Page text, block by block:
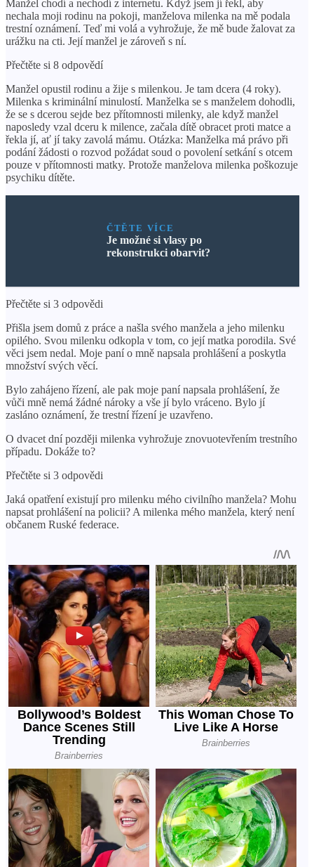
Manžel chodí a nechodí z internetu. Když jsem jí řekl, aby
nechala moji rodinu na pokoji, manželova milenka na mě podala
trestní oznámení. Teď mi volá a vyhrožuje, že mě bude žalovat za
urážku na cti. Její manžel je zároveň s ní.
Přečtěte si 8 odpovědí
Manžel opustil rodinu a žije s milenkou. Je tam dcera (4 roky).
Milenka s kriminální minulostí. Manželka se s manželem dohodli,
že se s dcerou sejde bez přítomnosti milenky, ale když manžel
naposledy vzal dceru k milence, začala dítě obracet proti matce a
řekla jí, ať jí taky zavolá mámu. Otázka: Manželka má právo při
podání žádosti o rozvod požádat soud o povolení setkání s otcem
pouze v přítomnosti matky. Protože manželova milenka poškozuje
psychiku dítěte.
ČTĚTE VÍCE
Je možné si vlasy po
rekonstrukci obarvit?
Přečtěte si 3 odpovědi
Přišla jsem domů z práce a našla svého manžela a jeho milenku
opilého. Svou milenku odkopla v tom, co její matka porodila. Své
věci jsem nedal. Moje paní o mně napsala prohlášení a poskytla
množství svých věcí.
Bylo zahájeno řízení, ale pak moje paní napsala prohlášení, že
vůči mně nemá žádné nároky a vše jí bylo vráceno. Bylo jí
zasláno oznámení, že trestní řízení je uzavřeno.
O dvacet dní později milenka vyhrožuje znovuotevřením trestního
případu. Dokáže to?
Přečtěte si 3 odpovědi
Jaká opatření existují pro milenku mého civilního manžela? Mohu
napsat prohlášení na policii? A milenka mého manžela, který není
občanem Ruské federace.